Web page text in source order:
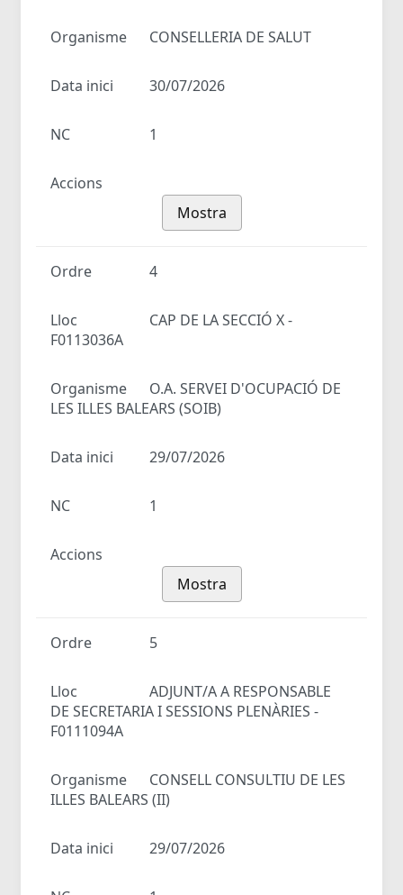
Organisme CONSELLERIA DE SALUT
Data inici 30/07/2026
NC 1
Accions
Mostra
Ordre 4
Lloc
CAP DE LA SECCIÓ X -
F0113036A
Organisme
O.A. SERVEI D'OCUPACIÓ DE
LES ILLES BALEARS (SOIB)
Data inici 29/07/2026
NC 1
Accions
Mostra
Ordre 5
Lloc
ADJUNT/A A RESPONSABLE
DE SECRETARIA I SESSIONS PLENÀRIES -
F0111094A
Organisme
CONSELL CONSULTIU DE LES
ILLES BALEARS (II)
Data inici 29/07/2026